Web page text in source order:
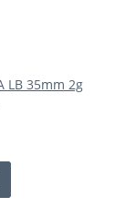
LB 35mm 2g